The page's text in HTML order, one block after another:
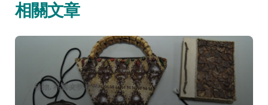
相關文章
分
類：
植物 科普文摘精選